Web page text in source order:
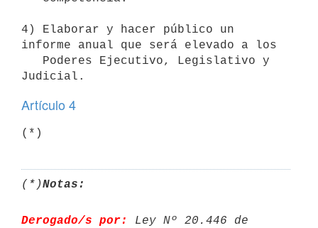
4) Elaborar y hacer público un
informe anual que será elevado a los
Artículo 4
(*)
(*)Notas:
Derogado/s por:
Ley Nº 20.446 de